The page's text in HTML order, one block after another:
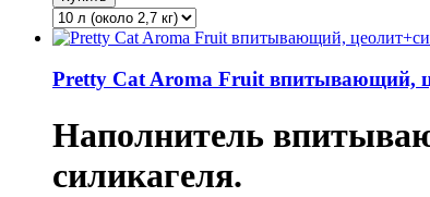
Pretty Cat Aroma Fruit впитывающий,
Наполнитель
силикагеля.